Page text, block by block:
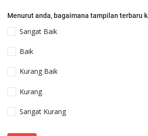
Menurut anda, bagaimana tampilan terbaru
Sangat Baik
Baik
Kurang Baik
Kurang
Sangat Kurang